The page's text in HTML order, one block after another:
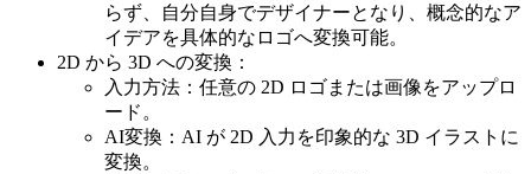
らず、自分自身でデザイナーとなり、概念的なア
イデアを具体的なロゴへ変換可能。
2D から 3D への変換：
入力方法：任意の 2D ロゴまたは画像をアップロ
ード。
AI変換：AI が 2D 入力を印象的な 3D イラストに
変換。